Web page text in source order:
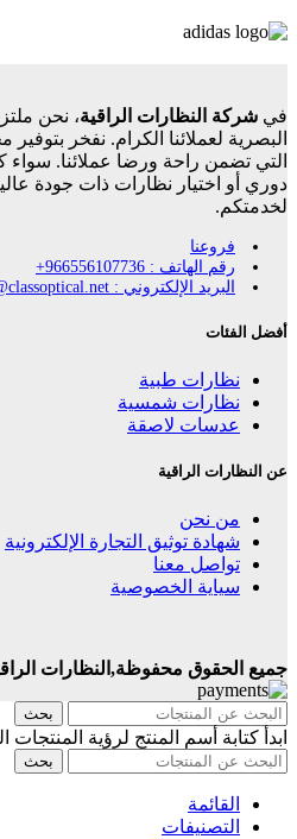
في شركة النظارات الراقية، نحن
البصرية لعملائنا الكرام. نفخر
التي تضمن راحة ورضا عملائنا.
دوري أو اختيار نظارات ذات جودة
لخدمتكم.
فروعنا
رقم الهاتف : 966556107736+
البريد الإلكتروني : Info@classoptical.net
أفضل الفئات
نظارات طبية
نظارات شمسية
عدسات لاصقة
عن النظارات الراقية
من نحن
شهادة توثيق التجارة الإلكترونية
تواصل معنا
سياية الخصوصية
جميع الحقوق محفوظة,النظارات الراقية
بحث
ابدأ كتابة أسم المنتج لرؤية المنتجات
بحث
القائمة
التصنيفات